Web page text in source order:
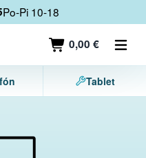
Po-Pi 10-18
0,00 €
Tablet